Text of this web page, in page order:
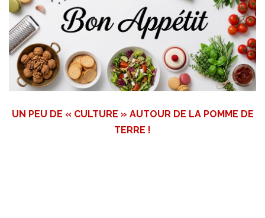
UN PEU DE « CULTURE » AUTOUR DE LA POMME DE
TERRE !